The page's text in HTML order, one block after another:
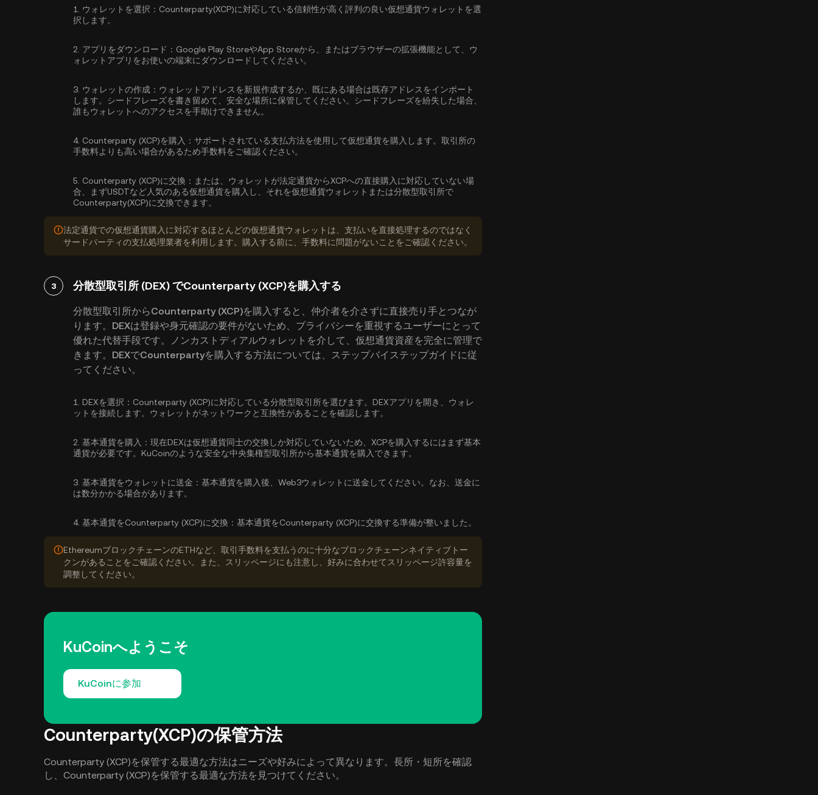
1. ウォレットを選択： Counterparty(XCP)に対応している信頼性が高く評判の良い仮想通貨ウォレットを選
択します。
2. アプリをダウンロード： Google Play StoreやApp Storeから、またはブラウザーの拡張機能として、ウ
ォレットアプリをお使いの端末にダウンロードしてください。
3. ウォレットの作成： ウォレットアドレスを新規作成するか、既にある場合は既存アドレスをインポート
します。シードフレーズを書き留めて、安全な場所に保管してください。シードフレーズを紛失した場合、
誰もウォレットへのアクセスを手助けできません。
4. Counterparty (XCP)を購入： サポートされている支払方法を使用して仮想通貨を購入します。取引所の
手数料よりも高い場合があるため手数料をご確認ください。
5. Counterparty (XCP)に交換： または、ウォレットが法定通貨からXCPへの直接購入に対応していない場
合、まずUSDTなど人気のある仮想通貨を購入し、それを仮想通貨ウォレットまたは分散型取引所で
Counterparty(XCP)に交換できます。
法定通貨での仮想通貨購入に対応するほとんどの仮想通貨ウォレットは、支払いを直接処理するのではなく
サードパーティの支払処理業者を利用します。購入する前に、手数料に問題がないことをご確認ください。
3 分散型取引所 (DEX) でCounterparty (XCP)を購入する
分散型取引所からCounterparty (XCP)を購入すると、仲介者を介さずに直接売り手とつなが
ります。DEXは登録や身元確認の要件がないため、プライバシーを重視するユーザーにとって
優れた代替手段です。ノンカストディアルウォレットを介して、仮想通貨資産を完全に管理で
きます。DEXでCounterpartyを購入する方法については、ステップバイステップガイドに従
ってください。
1. DEXを選択： Counterparty (XCP)に対応している分散型取引所を選びます。DEXアプリを開き、ウォレ
ットを接続します。ウォレットがネットワークと互換性があることを確認します。
2. 基本通貨を購入： 現在DEXは仮想通貨同士の交換しか対応していないため、XCPを購入するにはまず基本
通貨が必要です。KuCoinのような安全な中央集権型取引所から基本通貨を購入 できます。
3. 基本通貨をウォレットに送金： 基本通貨を購入後、Web3ウォレットに送金してください。なお、送金に
は数分かかる場合があります。
4. 基本通貨をCounterparty (XCP)に交換： 基本通貨をCounterparty (XCP)に交換する準備が整いました。
EthereumブロックチェーンのETHなど、取引手数料を支払うのに十分なブロックチェーンネイティブトー
クンがあることをご確認ください。また、スリッページにも注意し、好みに合わせてスリッページ許容量を
調整してください。
KuCoinへようこそ
KuCoinに参加
Counterparty(XCP)の保管方法
Counterparty (XCP)を保管する最適な方法はニーズや好みによって異なります。長所・短所を確認
し、Counterparty (XCP)を保管する最適な方法を見つけてください。